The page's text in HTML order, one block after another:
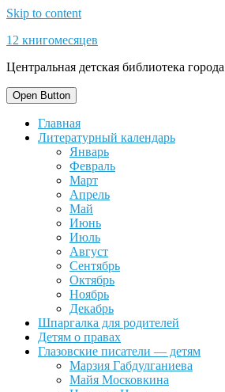
Skip to content
12 книгомесяцев
Центральная детская библиотека
Open Button
Главная
Литературный календарь
Январь
Февраль
Март
Апрель
Май
Июнь
Июль
Август
Сентябрь
Октябрь
Ноябрь
Декабрь
Шпаргалка для родителей
Детям о правах
Глазовские писатели — детям
Марзия Габдулганиева
Майя Московкина